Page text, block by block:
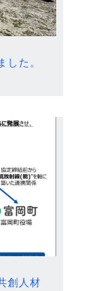
た。
創人材